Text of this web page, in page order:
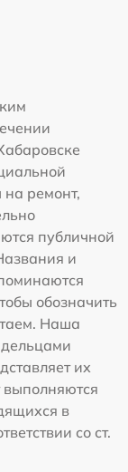
ремонт,
публичной
и
обозначить
Наша
их
в
со ст.